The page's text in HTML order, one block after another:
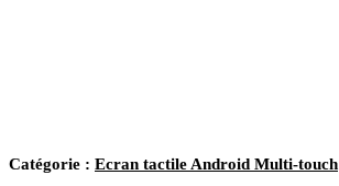
Catégorie : Ecran tactile Android Multi-touch